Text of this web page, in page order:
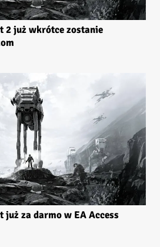
2 już wkrótce zostanie
za darmo w EA Access